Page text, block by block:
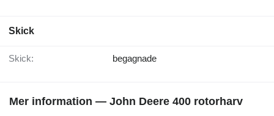
Skick
Skick: begagnade
Mer information — John Deere 400 rotorharv